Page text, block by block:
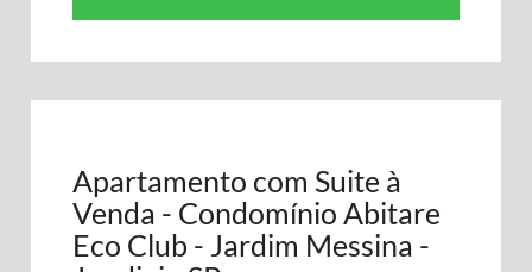
Apartamento com Suite à
Venda - Condomínio Abitare
Eco Club - Jardim Messina -